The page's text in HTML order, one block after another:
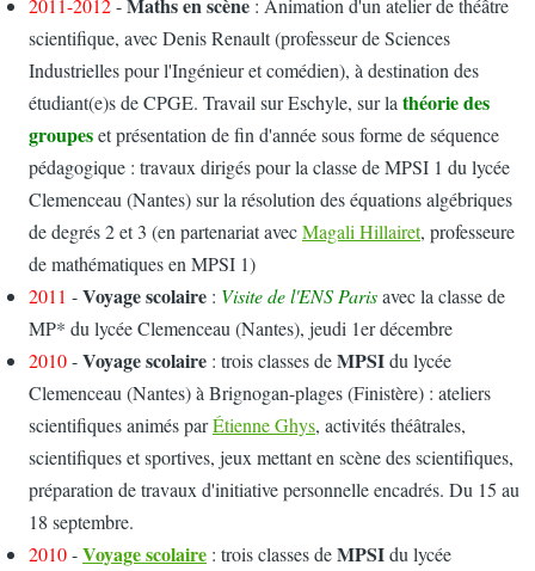
scientifique, avec Denis Renault (professeur de Sciences
Industrielles pour l'Ingénieur et comédien), à destination des
étudiant(e)s de CPGE. Travail sur Eschyle, sur la théorie des
groupeset présentation de fin d'année sous forme de séquence
pédagogique : travaux dirigés pour la classe de MPSI 1 du lycée
Clemenceau (Nantes) sur la résolution des équations algébriques
de degrés 2 et 3 (en partenariat avecMagali Hillairet, professeure
de mathématiques en MPSI 1)
2011 -Voyage scolaire : Visite de l'ENS Parisavec la classe de
MP* du lycée Clemenceau (Nantes), jeudi 1er décembre
2010-Voyage scolaire : trois classes deMPSIdu lycée
Clemenceau (Nantes) à Brignogan-plages (Finistère) : ateliers
scientifiques animés parÉtienne Ghys, activités théâtrales,
scientifiques et sportives, jeux mettant en scène des scientifiques,
préparation de travaux d'initiative personnelle encadrés. Du 15 au
18 septembre.
2010-Voyage scolaire : trois classes deMPSIdu lycée